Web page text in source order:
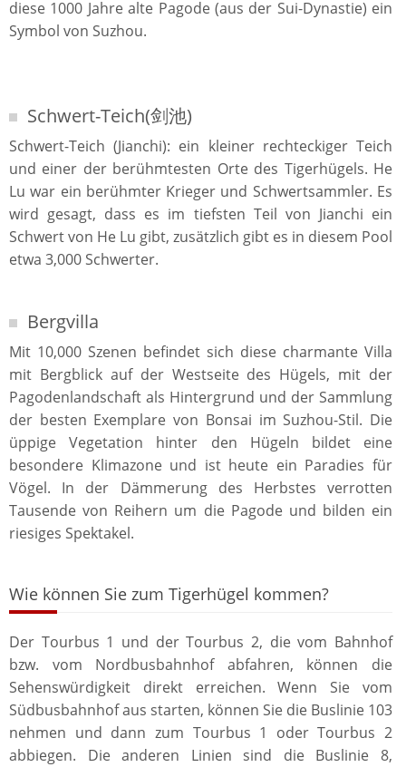
diese 1000 Jahre alte Pagode (aus der Sui-Dynastie) ein
Symbol von Suzhou.
Schwert-Teich(剑池)
Schwert-Teich (Jianchi): ein kleiner rechteckiger Teich
und einer der berühmtesten Orte des Tigerhügels. He
Lu war ein berühmter Krieger und Schwertsammler. Es
wird gesagt, dass es im tiefsten Teil von Jianchi ein
Schwert von He Lu gibt, zusätzlich gibt es in diesem Pool
etwa 3,000 Schwerter.
Bergvilla
Mit 10,000 Szenen befindet sich diese charmante Villa
mit Bergblick auf der Westseite des Hügels, mit der
Pagodenlandschaft als Hintergrund und der Sammlung
der besten Exemplare von Bonsai im Suzhou-Stil. Die
üppige Vegetation hinter den Hügeln bildet eine
besondere Klimazone und ist heute ein Paradies für
Vögel. In der Dämmerung des Herbstes verrotten
Tausende von Reihern um die Pagode und bilden ein
riesiges Spektakel.
Wie können Sie zum Tigerhügel kommen?
Der Tourbus 1 und der Tourbus 2, die vom Bahnhof
bzw. vom Nordbusbahnhof abfahren, können die
Sehenswürdigkeit direkt erreichen. Wenn Sie vom
Südbusbahnhof aus starten, können Sie die Buslinie 103
nehmen und dann zum Tourbus 1 oder Tourbus 2
abbiegen. Die anderen Linien sind die Buslinie 8,